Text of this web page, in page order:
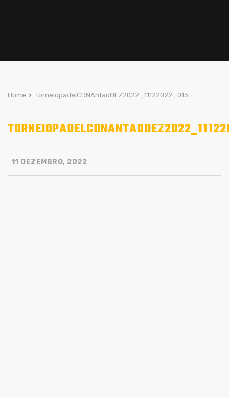
Home > torneiopadelCDNAntaoDEZ2022_11122022_013
11 DEZEMBRO, 2022